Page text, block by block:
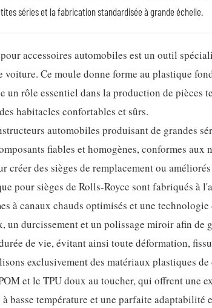
séries et la fabrication standardisée à grande échelle.
accessoires automobiles est un outil
voiture. Ce moule donne forme au plastique
rôle essentiel dans la production de pièces
habitacles confortables et sûrs.
automobiles produisant de grandes
fiables et homogènes, conformes aux
créer des sièges de remplacement ou
pour sièges de Rolls-Royce sont fabriqués à
à canaux chauds optimisés et une
durcissement et un polissage miroir afin de
de vie, évitant ainsi toute déformation,
exclusivement des matériaux plastiques
et le TPU doux au toucher, qui offrent une
basse température et une parfaite